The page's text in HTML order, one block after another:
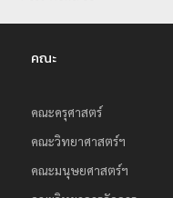
คณะ
คณะครุศาสตร์
คณะวิทยาศาสตร์ฯ
คณะมนุษยศาสตร์ฯ